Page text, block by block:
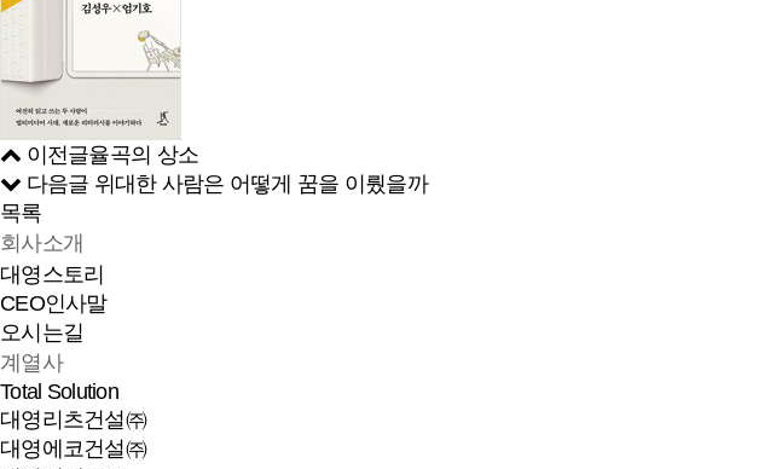
이전글율곡의 상소
다음글 위대한 사람은 어떻게 꿈을 이뤘을까
목록
회사소개
대영스토리
CEO인사말
오시는길
계열사
Total Solution
대영리츠건설㈜
대영에코건설㈜